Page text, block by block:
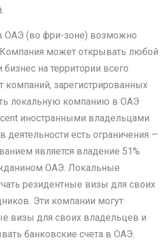
ОАЭ (во фри-зоне) возможно
Компания может открывать любой
на территории всего
компаний, зарегистрированных
локальную компанию в ОАЭ
иностранными владельцами.
есть ограничения —
является владение 51%
ОАЭ. Локальные
резидентные визы для своих
Эти компании могут
визы для своих владельцев и
банковские счета в ОАЭ.